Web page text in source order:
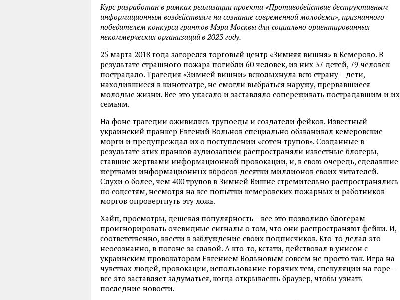
Курс разработан в рамках реализации проекта «Противодействие деструктивным
информационным воздействиям на сознание современной молодежи», признанного
победителем конкурса грантов Мэра Москвы для социально ориентированных
некоммерческих организаций в 2023 году.
25 марта 2018 года загорелся торговый центр «Зимняя вишня» в Кемерово. В
результате страшного пожара погибли 60 человек, из них 37 детей, 79 человек
пострадало. Трагедия «Зимней вишни» всколыхнула всю страну – дети,
находившиеся в кинотеатре, не смогли выбраться наружу, прервавшиеся
молодые жизни. Все это ужасало и заставляло сопереживать пострадавшим и их
семьям.
На фоне трагедии оживились трупоеды и создатели фейков. Известный
украинский пранкер Евгений Вольнов специально обзванивал кемеровские
морги и предупреждал их о поступлении «сотен трупов». Созданные в
результате этих пранков аудиозаписи распространяли известные блогеры,
ставшие жертвами информационной провокации, и, в свою очередь, сделавшие
жертвами информационных вбросов десятки миллионов своих читателей.
Слухи о более, чем 400 трупов в Зимней Вишне стремительно распространялись
по соцсетям, несмотря на все попытки кемеровских пожарных и работников
моргов опровергнуть эту ложь.
Хайп, просмотры, дешевая популярность – все это позволило блогерам
проигнорировать очевидные сигналы о том, что они распространяют фейки. И,
соответственно, ввести в заблуждение своих подписчиков. Кто-то делал это
неосознанно, в погоне за славой. А кто-то, кстати, действовал в унисон с
украинским провокатором Евгением Вольновым совсем не просто так. Игра на
чувствах людей, провокации, использование горячих тем, спекуляции на горе –
все это заставляет задуматься, когда открываешь браузер, чтобы узнать
последние новости.